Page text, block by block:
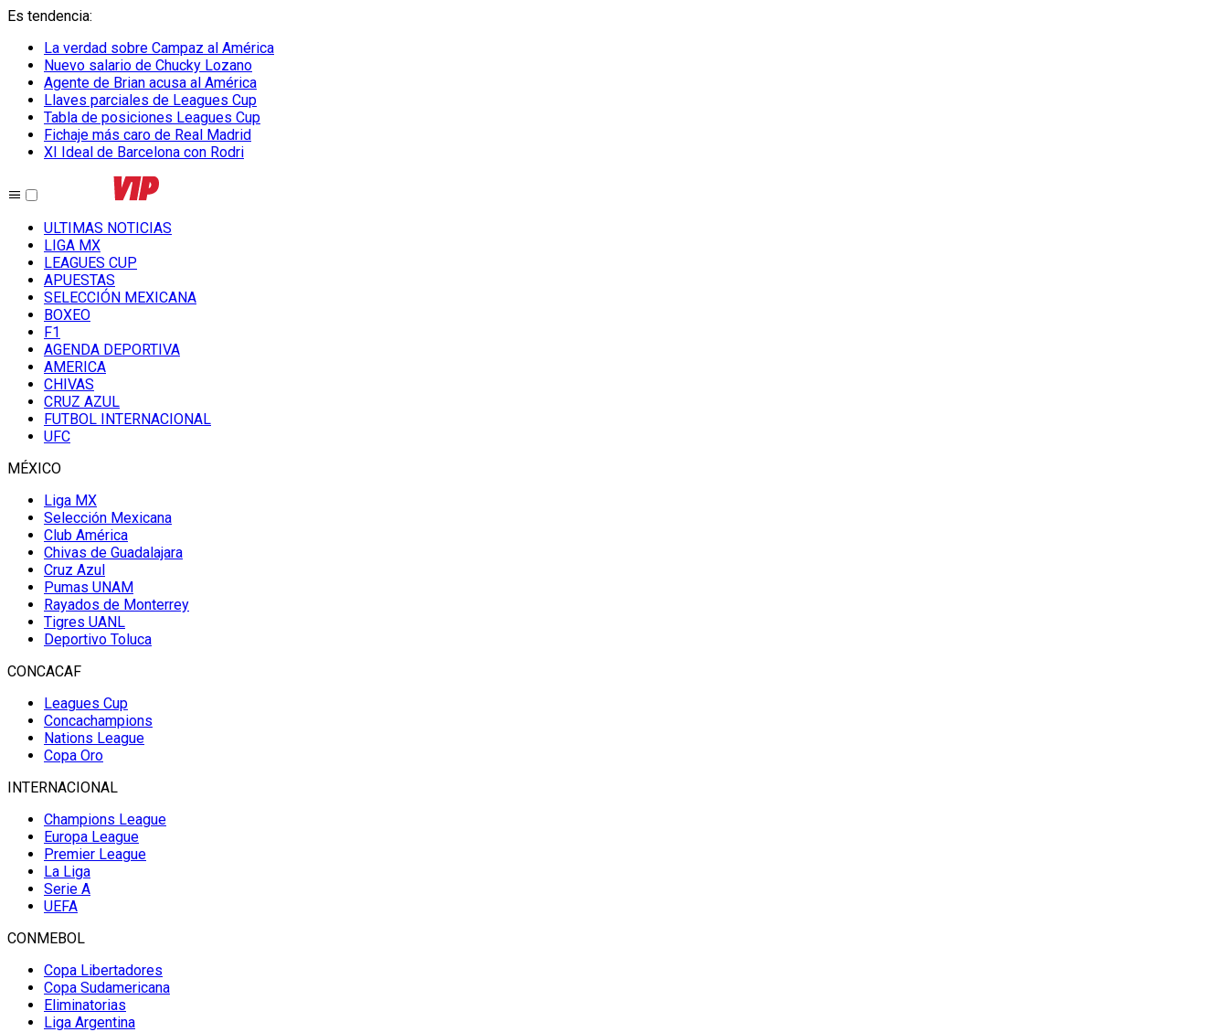
Es tendencia:
La verdad sobre Campaz al América
Nuevo salario de Chucky Lozano
Agente de Brian acusa al América
Llaves parciales de Leagues Cup
Tabla de posiciones Leagues Cup
Fichaje más caro de Real Madrid
XI Ideal de Barcelona con Rodri
ULTIMAS NOTICIAS
LIGA MX
LEAGUES CUP
APUESTAS
SELECCIÓN MEXICANA
BOXEO
F1
AGENDA DEPORTIVA
AMERICA
CHIVAS
CRUZ AZUL
FUTBOL INTERNACIONAL
UFC
MÉXICO
Liga MX
Selección Mexicana
Club América
Chivas de Guadalajara
Cruz Azul
Pumas UNAM
Rayados de Monterrey
Tigres UANL
Deportivo Toluca
CONCACAF
Leagues Cup
Concachampions
Nations League
Copa Oro
INTERNACIONAL
Champions League
Europa League
Premier League
La Liga
Serie A
UEFA
CONMEBOL
Copa Libertadores
Copa Sudamericana
Eliminatorias
Liga Argentina